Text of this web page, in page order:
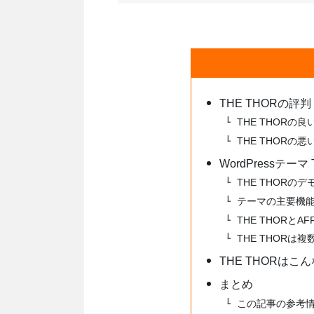
THE THORの評判
THE THORの良
THE THORの悪
WordPressテーマ
THE THORのデ
テーマの主要機
THE THORと
THE THORは複
THE THORはこ
まとめ
この記事の参考